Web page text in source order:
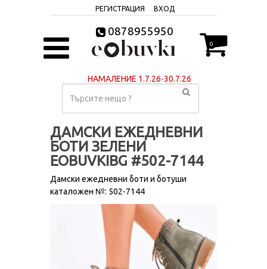
РЕГИСТРАЦИЯ ВХОД
0878955950
0
НАМАЛЕНИЕ 1.7.26-30.7.26
ДАМСКИ ЕЖЕДНЕВНИ
БОТИ ЗЕЛЕНИ
EOBUVKIBG #502-7144
Дамски ежедневни боти и ботуши
каталожен №: 502-7144